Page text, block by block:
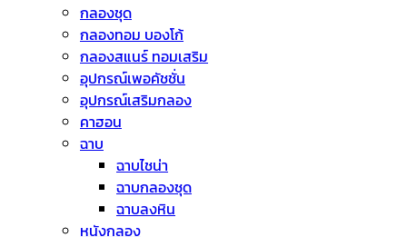
กลองชุด
กลองทอม บองโก้
กลองสแนร์ ทอมเสริม
อุปกรณ์เพอคัชชั่น
อุปกรณ์เสริมกลอง
คาฮอน
ฉาบ
ฉาบไชน่า
ฉาบกลองชุด
ฉาบลงหิน
หนังกลอง